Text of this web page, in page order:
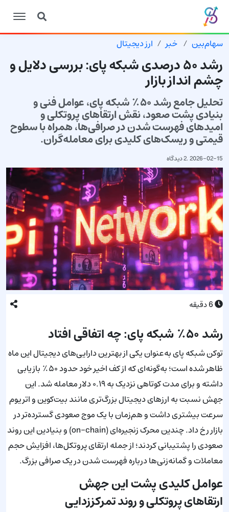
سهام‌بین خبر ارز دیجیتال
رشد ۵۰ درصدی شبکه پای: بررسی دلایل و
چشم انداز بازار
تحلیل جامع رشد ۵۰٪ شبکه پای، عوامل فنی و
بنیادی پشت صعود، نقش ارتقاهای پروتکلی و
امیدهای فهرست شدن در صرافی‌ها، همراه با سطوح
قیمتی و ریسک‌های کلیدی برای معامله‌گران.
2026-02-15
.2 دیدگاه
6دقیقه
رشد ۵۰٪ شبکه پای: چه اتفاقی افتاد
توکن شبکه پای به‌عنوان یکی از بهترین دارایی‌های دیجیتال این ماه
ظاهر شده است؛ به‌گونه‌ای که از کف اخیر خود حدود ۵۰٪ بازیابی
داشته و برای مدت کوتاهی نزدیک به ۰.۱۹ دلار معامله شد. این
جهش نسبت به ارزهای دیجیتال بزرگ‌تری مانند بیت‌کوین و اتریوم
سرعت بیشتری داشت و هم‌زمان با یک موج صعودی گسترده‌تر در
بازار رخ داد. چندین محرک زنجیره‌ای (on-chain) و بنیادین این روند
صعودی را پشتیبانی کردند؛ از جمله ارتقای پروتکل‌ها، افزایش حجم
معاملات و گمانه‌زنی‌ها درباره فهرست شدن در یک صرافی بزرگ.
عوامل کلیدی پشت این جهش
ارتقاهای پروتکلی و روند تمرکززدایی